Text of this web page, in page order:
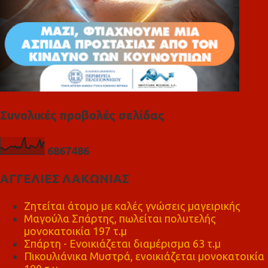
Συνολικές προβολές σελίδας
6867486
ΑΓΓΕΛΙΕΣ ΛΑΚΩΝΙΑΣ
Ζητείται άτομο με καλές γνώσεις μαγειρικής
Μαγούλα Σπάρτης, πωλείται πολυτελής
μονοκατοικία 197 τ.μ
Σπάρτη - Ενοικιάζεται διαμέρισμα 63 τ.μ
Πικουλιάνικα Μυστρά, ενοικιάζεται μονοκατοικία